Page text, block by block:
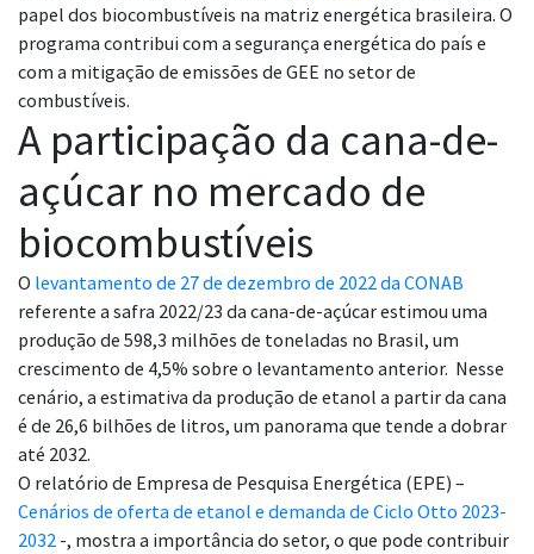
papel dos biocombustíveis na matriz energética brasileira. O
programa contribui com a segurança energética do país e
com a mitigação de emissões de GEE no setorde
combustíveis.
A participação da cana-de-
açúcar no mercado de
biocombustíveis
O levantamento de 27 de dezembro de 2022 da CONAB
referente a safra 2022/23 da cana-de-açúcar estimou uma
produção de 598,3 milhões de toneladas no Brasil, um
crescimento de 4,5% sobre o levantamento anterior. Nesse
cenário, a estimativa da produção de etanol a partir da cana
é de 26,6 bilhões de litros, um panorama que tende a dobrar
até 2032.
O relatório de Empresa de Pesquisa Energética (EPE) –
Cenários de oferta de etanol e demanda de Ciclo Otto 2023-
2032 -, mostra a importância do setor, o que pode contribuir